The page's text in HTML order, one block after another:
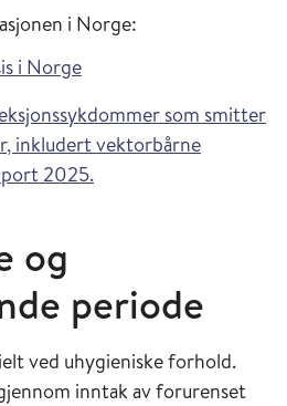
i Norge:
i Norge
som smitter
inkludert vektorbårne
2025.
og
periode
ved uhygieniske forhold.
inntak av forurenset